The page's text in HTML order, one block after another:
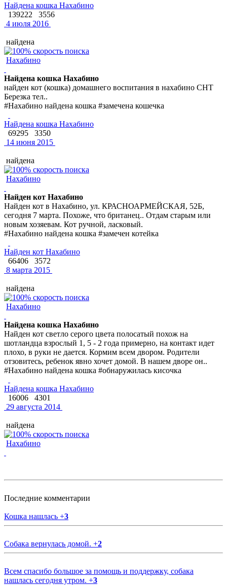
Найдена кошка Нахабино
139222
3556
4 июля 2016
найдена
Нахабино
Найдена кошка Нахабино
найден кот (кошка) домашнего воспитания в нахабино СНТ
Березка тел..
#Нахабино найдена кошка #замечена кошечка
Найдена кошка Нахабино
69295
3350
14 июня 2015
найдена
Нахабино
Найден кот Нахабино
Найден кот в Нахабино, ул. КРАСНОАРМЕЙСКАЯ, 52Б,
сегодня 7 марта. Похоже, что британец.. Отдам старым или
новым хозяевам. Кот ручной, ласковый.
#Нахабино найдена кошка #замечен котейка
Найден кот Нахабино
66406
3572
8 марта 2015
найдена
Нахабино
Найдена кошка Нахабино
Найден кот светло серого цвета полосатый похож на
шотландца взрослый 1, 5 - 2 года примерно, на контакт идет
плохо, в руки не дается. Кормим всем двором. Родители
отзовитесь, ребенок явно хочет домой. В нашем дворе он..
#Нахабино найдена кошка #обнаружилась кисочка
Найдена кошка Нахабино
16006
4301
29 августа 2014
найдена
Нахабино
Последние комментарии
Кошка нашлась +3
Собака вернулась домой. +2
Всем спасибо большое за помощь и поддержку, собака
нашлась сегодня утром. +3